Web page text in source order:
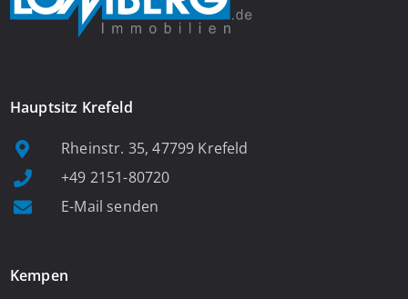
vermieten
Hauptsitz Krefeld
Rheinstr. 35, 47799 Krefeld
+49 2151-80720
E-Mail senden
Kempen